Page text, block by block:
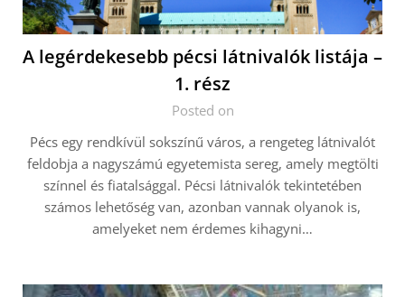
A legérdekesebb pécsi látnivalók listája –
1. rész
Posted on
Pécs egy rendkívül sokszínű város, a rengeteg látnivalót
feldobja a nagyszámú egyetemista sereg, amely megtölti
színnel és fiatalsággal. Pécsi látnivalók tekintetében
számos lehetőség van, azonban vannak olyanok is,
amelyeket nem érdemes kihagyni…